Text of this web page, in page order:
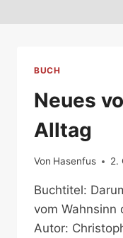
BUCH
Neues
Alltag
Von Hasenfus 2.
Buchtitel:
vom Wahnsinn
Autor: